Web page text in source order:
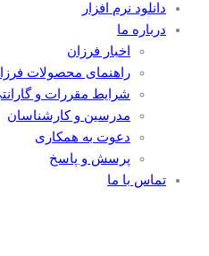
دانلود نرم افزار
درباره ما
اخبار فرزان
راهنمای محصولات
شرایط مقررات و
مدرسین و کارشناسان
دعوت به همکاری
پرسش و پاسخ
تماس با ما